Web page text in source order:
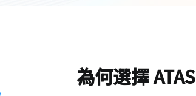
為何選擇 ATAS